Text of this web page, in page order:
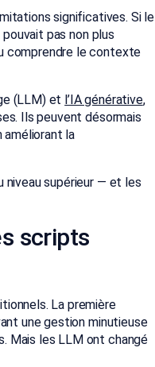
significatives. Si le
pas non plus
comprendre le contexte
(LLM) et l’IA générative,
Ils peuvent désormais
la
supérieur — et les
scripts
La première
une gestion minutieuse
Mais les LLM ont changé